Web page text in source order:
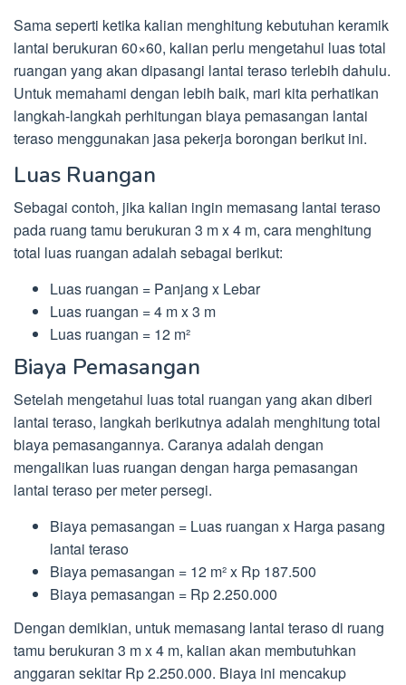
Sama seperti ketika kalian menghitung kebutuhan keramik
lantai berukuran 60×60, kalian perlu mengetahui luas total
ruangan yang akan dipasangi lantai teraso terlebih dahulu.
Untuk memahami dengan lebih baik, mari kita perhatikan
langkah-langkah perhitungan biaya pemasangan lantai
teraso menggunakan jasa pekerja borongan berikut ini.
Luas Ruangan
Sebagai contoh, jika kalian ingin memasang lantai teraso
pada ruang tamu berukuran 3 m x 4 m, cara menghitung
total luas ruangan adalah sebagai berikut:
Luas ruangan = Panjang x Lebar
Luas ruangan = 4 m x 3 m
Luas ruangan = 12 m²
Biaya Pemasangan
Setelah mengetahui luas total ruangan yang akan diberi
lantai teraso, langkah berikutnya adalah menghitung total
biaya pemasangannya. Caranya adalah dengan
mengalikan luas ruangan dengan harga pemasangan
lantai teraso per meter persegi.
Biaya pemasangan = Luas ruangan x Harga pasang
lantai teraso
Biaya pemasangan = 12 m² x Rp 187.500
Biaya pemasangan = Rp 2.250.000
Dengan demikian, untuk memasang lantai teraso di ruang
tamu berukuran 3 m x 4 m, kalian akan membutuhkan
anggaran sekitar Rp 2.250.000. Biaya ini mencakup